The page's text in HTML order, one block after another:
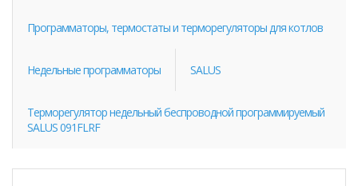
Программаторы, термостаты и терморегуляторы для котлов
Недельные программаторы SALUS
Терморегулятор недельный беспроводной программируемый
SALUS 091FLRF